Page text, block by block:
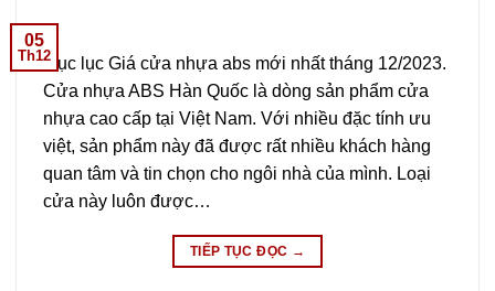
05
Th12Mục lục Giá cửa nhựa abs mới nhất tháng 12/2023.
Cửa nhựa ABS Hàn Quốc là dòng sản phẩm cửa
nhựa cao cấp tại Việt Nam. Với nhiều đặc tính ưu
việt, sản phẩm này đã được rất nhiều khách hàng
quan tâm và tin chọn cho ngôi nhà của mình. Loại
cửa này luôn được…
TIẾP TỤC ĐỌC →